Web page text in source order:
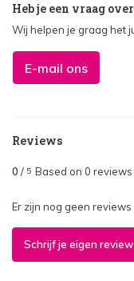
Heb je een vraag
Wij helpen je graag het
E-mail ons
Reviews
0 / 5 Based on 0 reviews
Er zijn nog geen
Schrijf je eigen review